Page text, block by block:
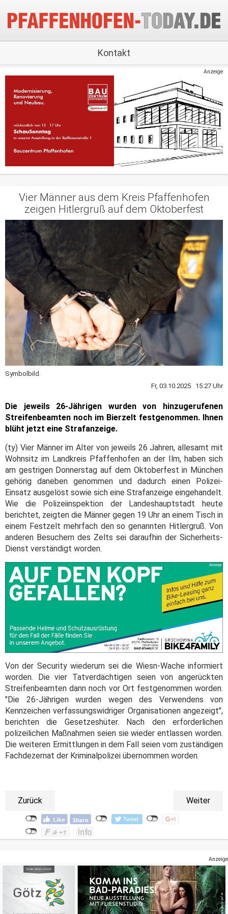
Kontakt
Anzeige
Vier Männer aus dem Kreis Pfaffenhofen
zeigen Hitlergruß auf dem Oktoberfest
Symbolbild.
Fr, 03.10.2025 15:27 Uhr
Die jeweils 26-Jährigen wurden von hinzugerufenen
Streifenbeamten noch im Bierzelt festgenommen. Ihnen
blüht jetzt eine Strafanzeige.
(ty) Vier Männer im Alter von jeweils 26 Jahren, allesamt mit
Wohnsitz im Landkreis Pfaffenhofen an der Ilm, haben sich
am gestrigen Donnerstag auf dem Oktoberfest in München
gehörig daneben genommen und dadurch einen Polizei-
Einsatz ausgelöst sowie sich eine Strafanzeige eingehandelt.
Wie die Polizeiinspektion der Landeshauptstadt heute
berichtet, zeigten die Männer gegen 19 Uhr an einem Tisch in
einem Festzelt mehrfach den so genannten Hitlergruß. Von
anderen Besuchern des Zelts sei daraufhin der Sicherheits-
Dienst verständigt worden.
Von der Security wiederum sei die Wiesn-Wache informiert
worden. Die vier Tatverdächtigen seien von angerückten
Streifenbeamten dann noch vor Ort festgenommen worden.
"Die 26-Jährigen wurden wegen des Verwendens von
Kennzeichen verfassungswidriger Organisationen angezeigt",
berichten die Gesetzeshüter. Nach den erforderlichen
polizeilichen Maßnahmen seien sie wieder entlassen worden.
Die weiteren Ermittlungen in dem Fall seien vom zuständigen
Fachdezernat der Kriminalpolizei übernommen worden.
Zurück Weiter
Anzeige